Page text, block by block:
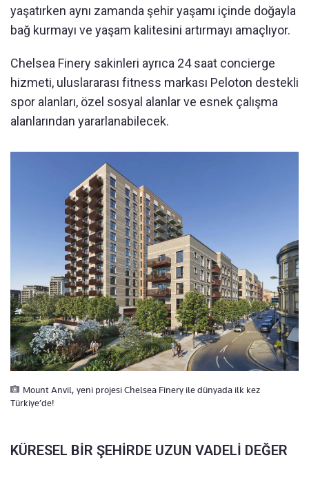
yaşatırken aynı zamanda şehir yaşamı içinde doğayla
bağ kurmayı ve yaşam kalitesini artırmayı amaçlıyor.
Chelsea Finery sakinleri ayrıca 24 saat concierge
hizmeti, uluslararası fitness markası Peloton destekli
spor alanları, özel sosyal alanlar ve esnek çalışma
alanlarından yararlanabilecek.
Mount Anvil, yeni projesi Chelsea Finery ile dünyada ilk kez
Türkiye’de!
KÜRESEL BİR ŞEHİRDE UZUN VADELİ DEĞER